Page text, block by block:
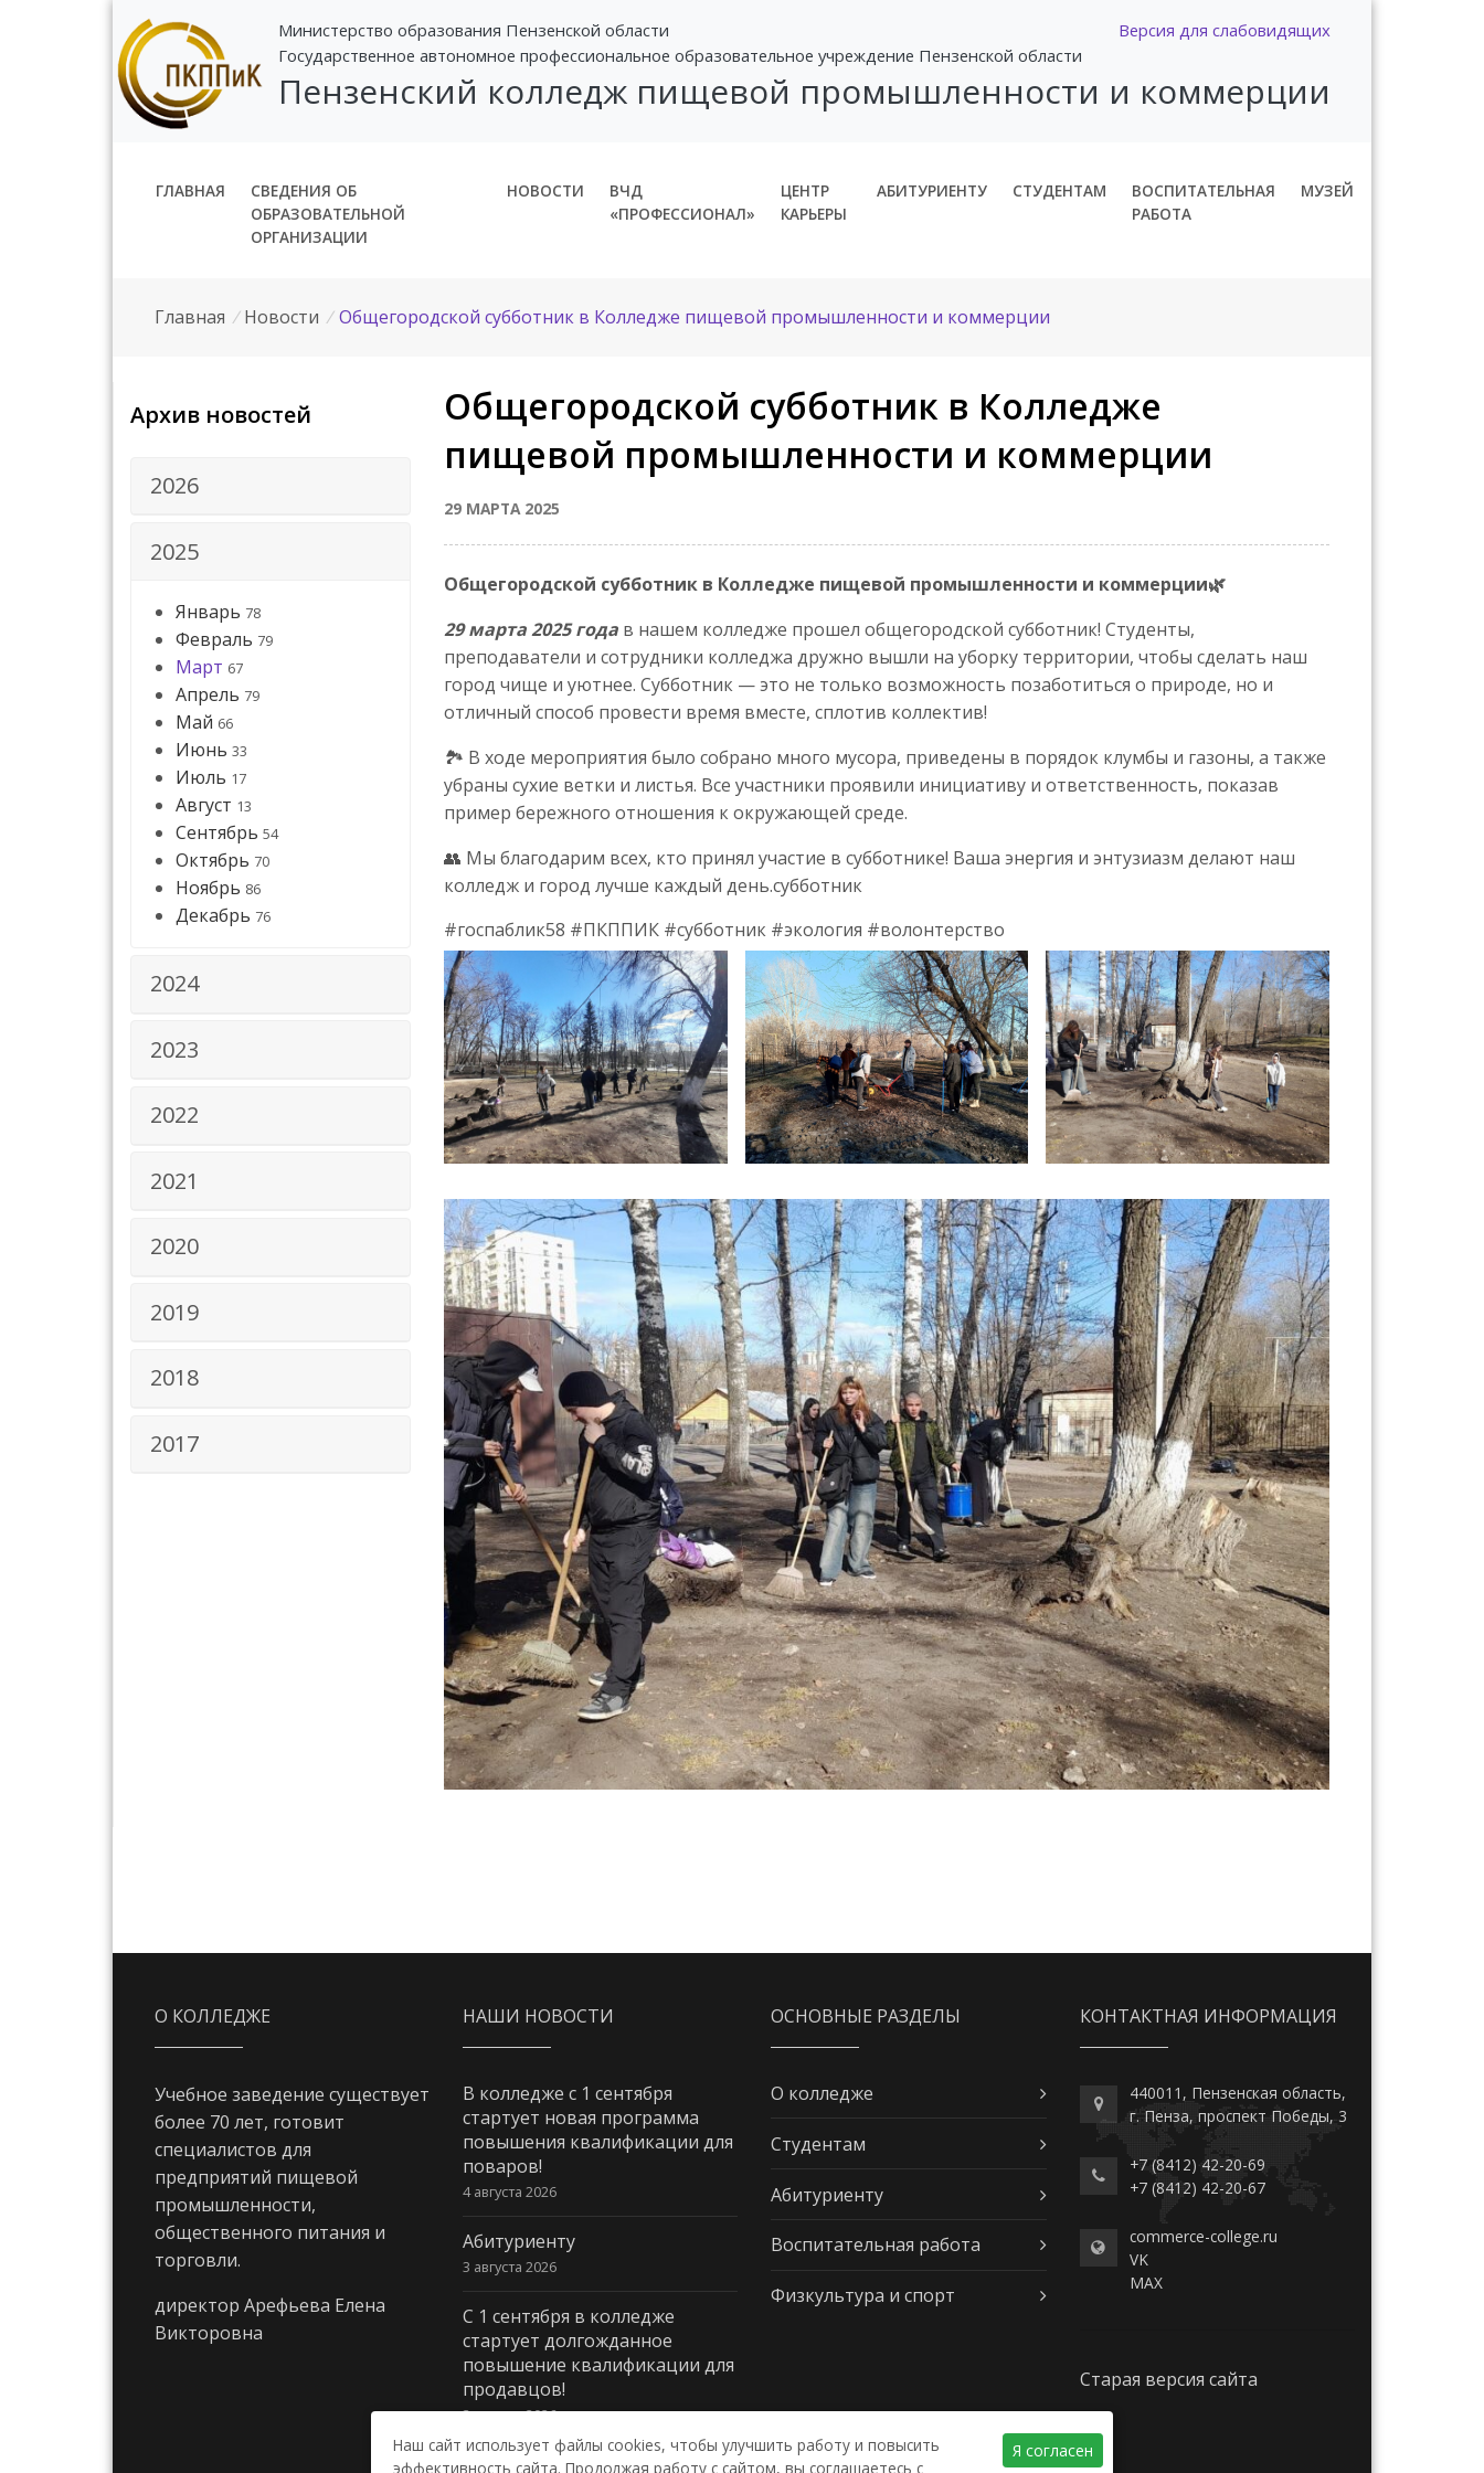
Версия для слабовидящих
Министерство образования Пензенской области
Государственное автономное профессиональное образовательное учреждение Пензенской области
Пензенский колледж пищевой промышленности и коммерции
ГЛАВНАЯ
СВЕДЕНИЯ ОБ
ОБРАЗОВАТЕЛЬНОЙ
ОРГАНИЗАЦИИ
НОВОСТИ
ВЧД
«ПРОФЕССИОНАЛ»
ЦЕНТР
КАРЬЕРЫ
АБИТУРИЕНТУ СТУДЕНТАМ
ВОСПИТАТЕЛЬНАЯ
РАБОТА
МУЗЕЙ
Главная / Новости / Общегородской субботник в Колледже пищевой промышленности и коммерции
Архив новостей
2026
2025
Январь 78
Февраль 79
Март 67
Апрель 79
Май 66
Июнь 33
Июль 17
Август 13
Сентябрь 54
Октябрь 70
Ноябрь 86
Декабрь 76
2024
2023
2022
2021
2020
2019
2018
2017
Общегородской субботник в Колледже
пищевой промышленности и коммерции
29 МАРТА 2025
Общегородской субботник в Колледже пищевой промышленности и коммерции🌿
29 марта 2025 года в нашем колледже прошел общегородской субботник! Студенты,
преподаватели и сотрудники колледжа дружно вышли на уборку территории, чтобы сделать наш
город чище и уютнее. Субботник — это не только возможность позаботиться о природе, но и
отличный способ провести время вместе, сплотив коллектив!
🏞️ В ходе мероприятия было собрано много мусора, приведены в порядок клумбы и газоны, а также
убраны сухие ветки и листья. Все участники проявили инициативу и ответственность, показав
пример бережного отношения к окружающей среде.
👥 Мы благодарим всех, кто принял участие в субботнике! Ваша энергия и энтузиазм делают наш
колледж и город лучше каждый день.субботник
#госпаблик58 #ПКППИК #субботник #экология #волонтерство
О КОЛЛЕДЖЕ
Учебное заведение существует
более 70 лет, готовит
специалистов для
предприятий пищевой
промышленности,
общественного питания и
торговли.
директор Арефьева Елена
Викторовна
НАШИ НОВОСТИ
В колледже с 1 сентября
стартует новая программа
повышения квалификации для
поваров!
4 августа 2026
Абитуриенту
3 августа 2026
С 1 сентября в колледже
стартует долгожданное
повышение квалификации для
продавцов!
3 августа 2026
ОСНОВНЫЕ РАЗДЕЛЫ
О колледже
Студентам
Абитуриенту
Воспитательная работа
Физкультура и спорт
КОНТАКТНАЯ ИНФОРМАЦИЯ
440011, Пензенская область,
г. Пенза, проспект Победы, 3
+7 (8412) 42-20-69
+7 (8412) 42-20-67
commerce-college.ru
VK
MAX
Старая версия сайта
Наш сайт использует файлы cookies, чтобы улучшить работу и повысить
эффективность сайта. Продолжая работу с сайтом, вы соглашаетесь с
Я согласен